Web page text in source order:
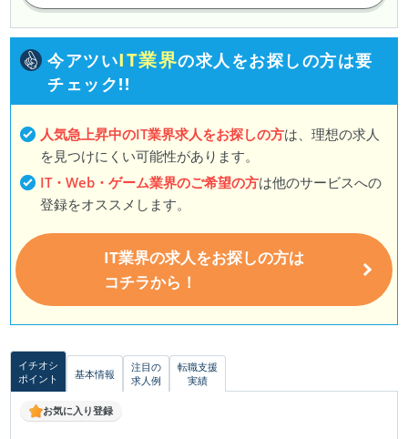
今アツいIT業界の求人をお探しの方は要
チェック!!
人気急上昇中のIT業界求人をお探しの方は、理想の求人
を見つけにくい可能性があります。
IT・Web・ゲーム業界のご希望の方は他のサービスへの
登録をオススメします。
IT業界の求人をお探しの方は
コチラから！
イチオシ
ポイント
基本情報
注目の
求人例
転職支援
実績
お気に入り登録